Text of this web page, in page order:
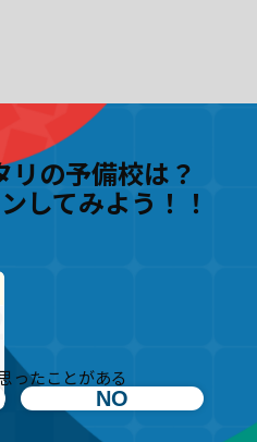
リの予備校は？
してみよう！！
ったことがある
NO